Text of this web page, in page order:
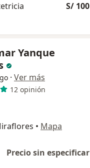
S/ 100
Yanque
· Ver más
12 opinión
• Mapa
Precio sin especificar